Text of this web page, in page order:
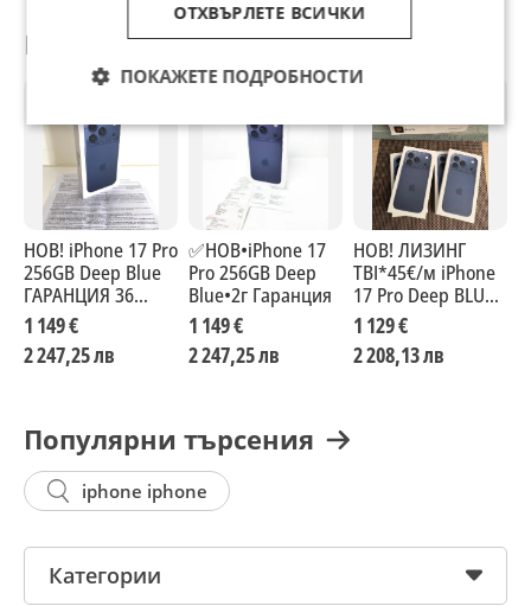
Препоръчани за теб
НОВ! iPhone 17 Pro
256GB Deep Blue
ГАРАНЦИЯ 36
Месеца!
1 149 €
2 247,25 лв
✅️НОВ•iPhone 17
Pro 256GB Deep
Blue•2г Гаранция
1 149 €
2 247,25 лв
НОВ! ЛИЗИНГ
TBI*45€/м iPhone
17 Pro Deep BLUE
256GB айфон 17
про син / ORANGE
/ SILVER
1 129 €
2 208,13 лв
Популярни търсения
iphone iphone
Категории
ОТХВЪРЛЕТЕ ВСИЧКИ
ПОКАЖЕТЕ ПОДРОБНОСТИ